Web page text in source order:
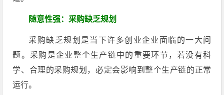
随意性强：采购缺乏规划
采购缺乏规划是当下许多创业企业面临的一大问
题。采购是企业整个生产链中的重要环节，若没有科
学、合理的采购规划，必定会影响到整个生产链的正常
运行。